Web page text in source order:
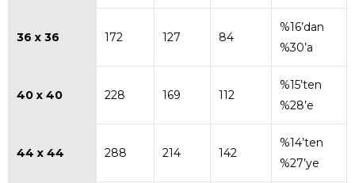
36 x 36 172 127 84
%16’dan
%30’a
40 x 40 228 169 112
%15’ten
%28’e
44 x 44 288 214 142
%14’ten
%27’ye